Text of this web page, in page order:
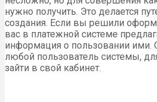
нужно получить. Это делается
создания. Если вы решили
вас в платежной системе
информация о пользовании ими.
любой пользователь системы,
зайти в свой кабинет.